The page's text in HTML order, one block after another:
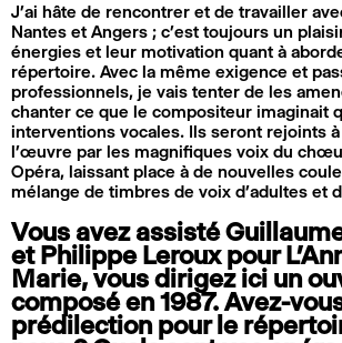
J’ai hâte de rencontrer et de travailler
Nantes et Angers ; c’est toujours un
énergies et leur motivation quant à
répertoire. Avec la même exigence et
professionnels, je vais tenter de les
chanter ce que le compositeur imaginait
interventions vocales. Ils seront rejoints
l’œuvre par les magnifiques voix du
Opéra, laissant place à de nouvelles
mélange de timbres de voix d’adultes et
Vous avez assisté
et Philippe Leroux pour
Marie, vous dirigez ici un
composé en 1987. Avez-
prédilection pour le